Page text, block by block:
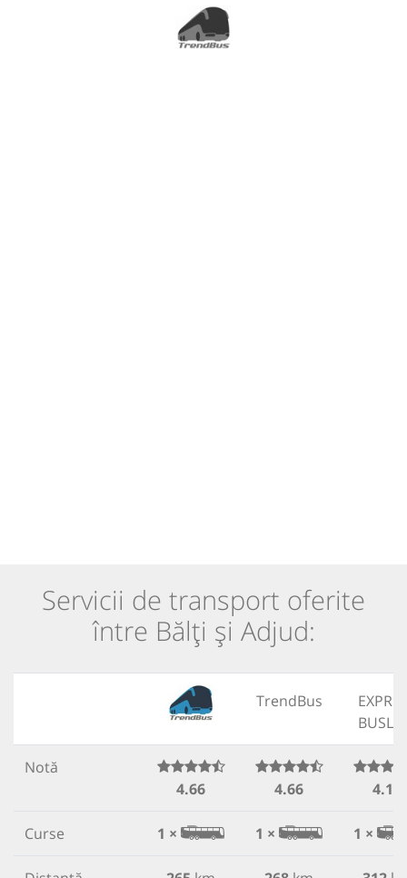
Servicii de transport oferite
între Bălți și Adjud:
TrendBus
Notă
4.66
4.66 4.18
Curse 1 × 1 × 1 ×